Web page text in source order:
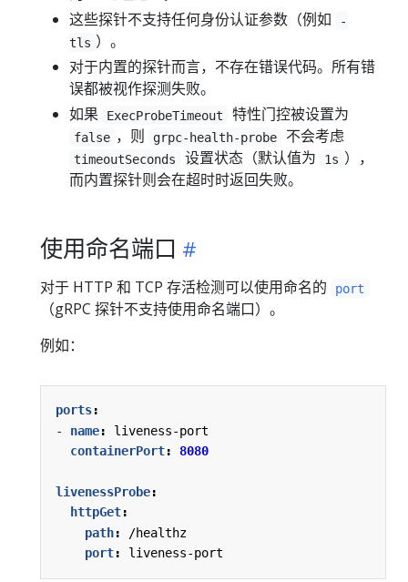
这些探针不支持任何身份认证参数（例如
-
tls ）。
对于内置的探针而言，不存在错误代码。所有错
误都被视作探测失败。
如果
ExecProbeTimeout 特性门控被设置为
false ，则 grpc-health-probe 不会考虑
timeoutSeconds 设置状态（默认值为 1s ），
而内置探针则会在超时时返回失败。
使用命名端口
对于 HTTP 和 TCP 存活检测可以使用命名的 port
（gRPC 探针不支持使用命名端口）。
例如：
ports:
- name:
liveness-port
containerPort: 8080
livenessProbe:
httpGet:
path:
/healthz
port: liveness-port